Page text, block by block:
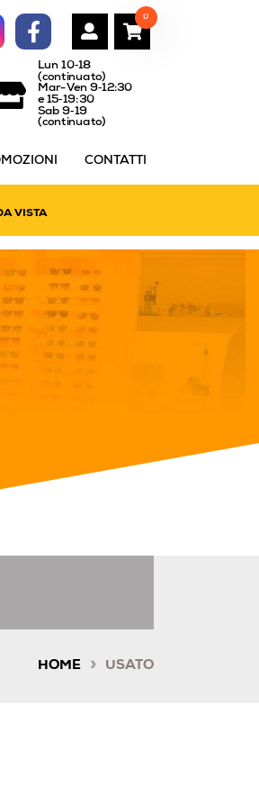
Lun 10‑18
(continuato)
Mar-Ven 9‑12:30
e 15‑19:30
Sab 9‑19
(continuato)
CONTATTI
0
VISTA
HOME » USATO